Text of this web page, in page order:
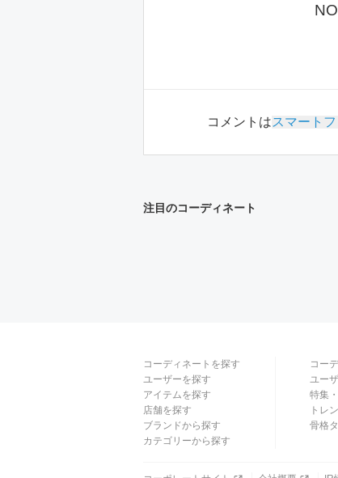
コメントはスマート
注目のコーディネート
コーディネートを探す
ユーザーを探す
アイテムを探す
店舗を探す
ブランドから探す
カテゴリーから探す
コー
ユー
特集
トレ
骨格